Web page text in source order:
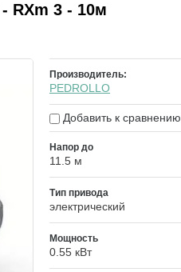
RXm 3 - 10м
Производитель:
PEDROLLO
Добавить к сравнению
Напор до
11.5 м
Тип привода
электрический
Мощность
0.55 кВт